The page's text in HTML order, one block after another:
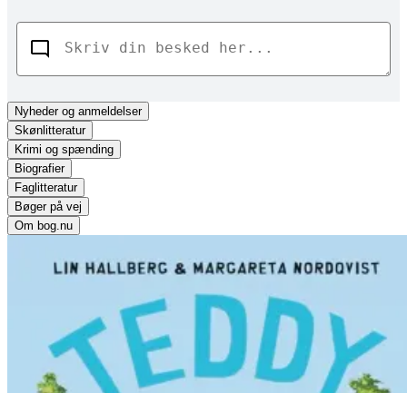
Nyhederog anmeldelser
Skønlitteratur
Krimi og spænding
Biografier
Faglitteratur
Bøger på vej
Om bog.nu